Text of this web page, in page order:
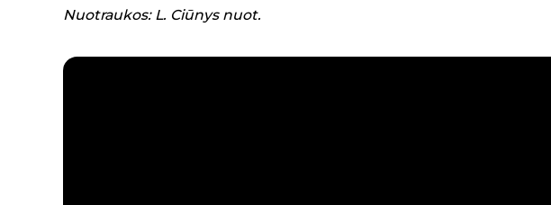
Nuotraukos: L. Ciūnys nuot.